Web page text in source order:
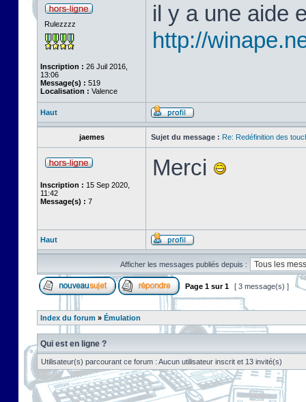
Rulezzzz
Inscription : 26 Juil 2016,
13:06
Message(s) : 519
Localisation : Valence
il y a une aide
http://
Haut
jaemes Sujet du message : Re: Redéfinition des
Inscription : 15 Sep 2020,
11:42
Message(s) : 7
Merci
Haut
Afficher les messages publiés depuis :
Page 1 sur1 [ 3 message(s) ]
Index du forum » Émulation
Qui est en ligne ?
Utilisateur(s) parcourant ce forum : Aucun utilisateur inscrit et 13 invité(s)